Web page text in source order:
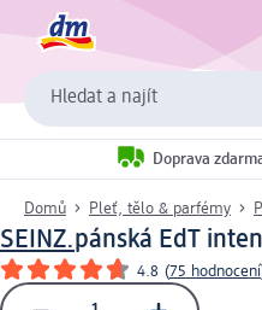
Hledat a najít
Doprava
Domů Pleť, tělo & parfémy
SEINZ.pánská EdT
4.8 (75 hodnocení